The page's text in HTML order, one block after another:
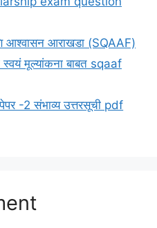
आश्वासन आराखडा (SQAAF)
मूल्यांकना बाबत sqaaf
पेपर -2 संभाव्य उत्तरसूची pdf